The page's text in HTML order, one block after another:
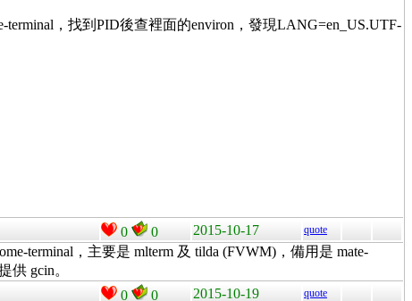
terminal，找到PID後查裡面的environ，發現LANG=en_US.UTF-
0 0 2015-10-17 quote
terminal，主要是 mlterm 及 tilda (FVWM)，備用是 mate-
供 gcin。
0 0 2015-10-19 quote